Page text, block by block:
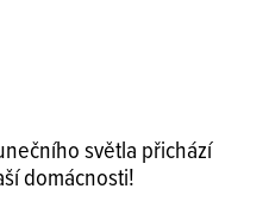
světla přichází
domácnosti!